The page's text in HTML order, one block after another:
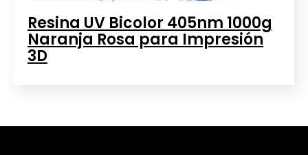
Resina UV Bicolor 405nm 1000g
Naranja Rosa para Impresión
3D